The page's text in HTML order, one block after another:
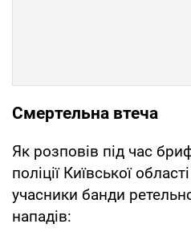
Смертельна втеча
Як розповів під час
поліції Київської області
учасники банди
нападів: